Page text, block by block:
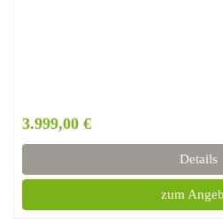
3.999,00 €
Details
zum